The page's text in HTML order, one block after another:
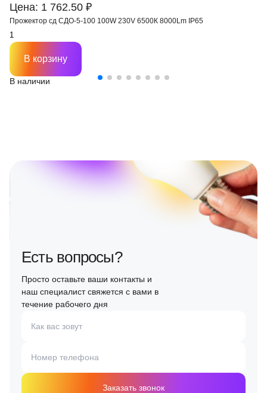
Цена: 1 762.50 ₽
Прожектор сд СДО-5-100 100W 230V 6500К 8000Lm IP65
В наличии
В корзину
Есть вопросы?
Просто оставьте ваши контакты и
наш специалист свяжется с вами в
течение рабочего дня
Как вас зовут
Номер телефона
Заказать звонок